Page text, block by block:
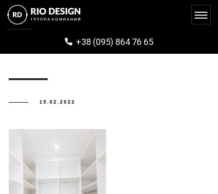
+38 (095) 864 76 65
IMG_0431
15.02.2022